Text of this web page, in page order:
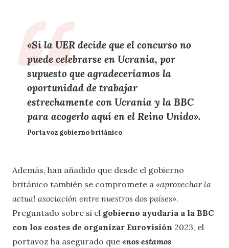
«Si la UER decide que el concurso no
puede celebrarse en Ucrania, por
supuesto que agradeceríamos la
oportunidad de trabajar
estrechamente con Ucrania y la BBC
para acogerlo aquí en el Reino Unido».
Portavoz gobierno británico
Además, han añadido que desde el gobierno
británico también se compromete a «aprovechar la
actual asociación entre nuestros dos países».
Preguntado sobre si el gobierno ayudaría a la BBC
con los costes de organizar Eurovisión 2023, el
portavoz ha asegurado que «nos estamos